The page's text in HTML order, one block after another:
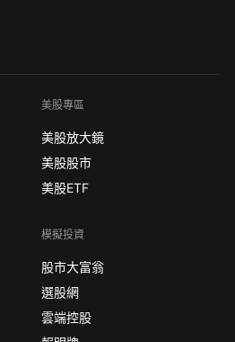
美股專區
美股放大鏡
美股股市
美股ETF
模擬投資
股市大富翁
選股網
雲端控股